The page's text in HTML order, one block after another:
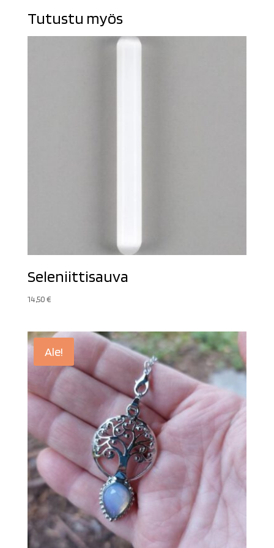
Tutustu myös
Seleniittisauva
14,50€
Ale!